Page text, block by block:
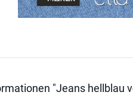
"Jeans hellblau